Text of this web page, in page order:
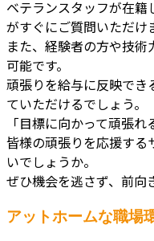
ベテランスタッフが在籍
がすぐにご質問いただけ
また、経験者の方や技
可能です。
頑張りを給与に反映でき
ていただけるでしょう。
「目標に向かって頑張れ
皆様の頑張りを応援する
いでしょうか。
ぜひ機会を逃さず、前向
アットホームな職場